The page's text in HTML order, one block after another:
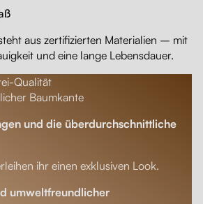
aus zertifizierten Materialien – mit
und eine lange Lebensdauer.
Qualität
Baumkante
und die überdurchschnittliche
ihr einen exklusiven Look.
umweltfreundlicher